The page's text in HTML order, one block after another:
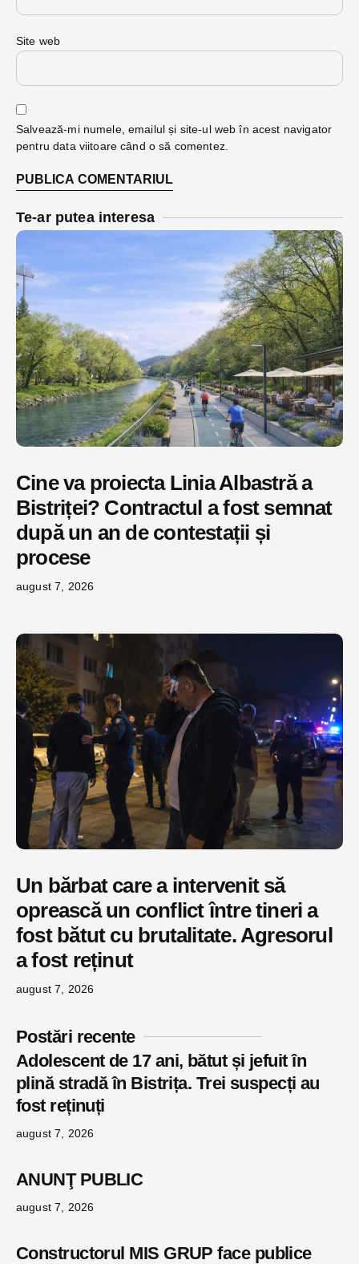
Site web
Salvează-mi numele, emailul și site-ul web în acest navigator
pentru data viitoare când o să comentez.
Te-ar putea interesa
Cine va proiecta Linia Albastră a
Bistriței? Contractul a fost semnat
după un an de contestații și
procese
august 7, 2026
Un bărbat care a intervenit să
oprească un conflict între tineri a
fost bătut cu brutalitate. Agresorul
a fost reținut
august 7, 2026
Postări recente
Adolescent de 17 ani, bătut și jefuit în
plină stradă în Bistrița. Trei suspecți au
fost reținuți
august 7, 2026
ANUNŢ PUBLIC
august 7, 2026
Constructorul MIS GRUP face publice